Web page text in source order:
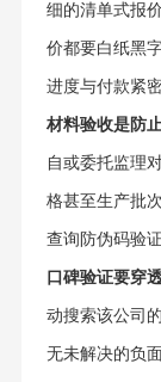
细的清单式报
价都要白纸黑
进度与付款紧
材料验收是防
自或委托监理
格甚至生产批
查询防伪码验证
口碑验证要穿
动搜索该公司
无未解决的负